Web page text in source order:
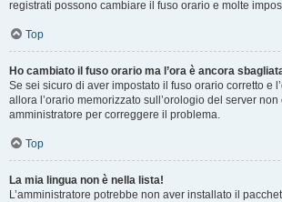
registrati possono cambiare il fuso orario e molte
Top
Ho cambiato il fuso orario ma l’ora è ancora
Se sei sicuro di aver impostato il fuso orario corretto e
allora l’orario memorizzato sull’orologio del server non
amministratore per correggere il problema.
Top
La mia lingua non è nella lista!
L’amministratore potrebbe non aver installato il